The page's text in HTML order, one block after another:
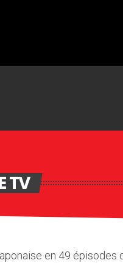
TV
en 49 épisodes